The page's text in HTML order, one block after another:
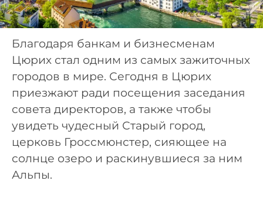
Благодаря банкам и бизнесменам
Цюрих стал одним из самых зажиточных
городов в мире. Сегодня в Цюрих
приезжают ради посещения заседания
совета директоров, а также чтобы
увидеть чудесный Старый город,
церковь Гроссмюнстер, сияющее на
солнце озеро и раскинувшиеся за ним
Альпы.